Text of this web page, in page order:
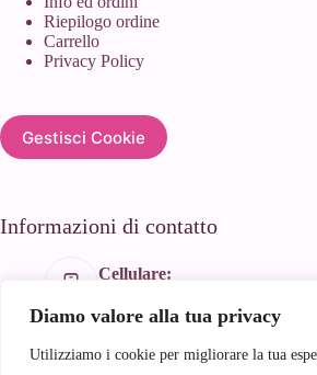
Diamo valore alla tua privacy
Utilizziamo i cookie per migliorare la tua
Riepilogo ordine
Carrello
Privacy Policy
Gestisci Cookie
Informazioni di contatto
Cellulare:
Email:
info@andyhandmade.it